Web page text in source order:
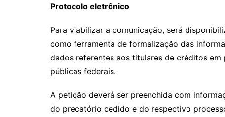
Protocolo eletrônico
Para viabilizar a comunicação, será
como ferramenta de formalização das
dados referentes aos titulares de créditos
públicas federais.
A petição deverá ser preenchida com
do precatório cedido e do respectivo